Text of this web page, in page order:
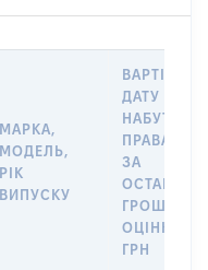
МАРКА,
МОДЕЛЬ,
РІК
ВИПУСКУ
ВАРТІСТЬ
ДАТУ
НАБУТТЯ
ПРАВА АБО
ЗА
ОЦІНКОЮ,
ГРН